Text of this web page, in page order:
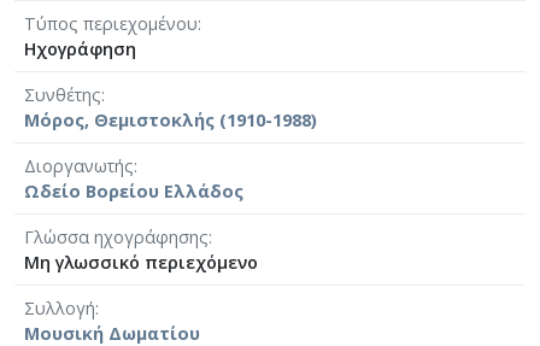
Τύπος περιεχομένου
Ηχογράφηση
Συνθέτης
Μόρος, Θεμιστοκλής (1910-1988)
Διοργανωτής
Ωδείο Βορείου Ελλάδος
Γλώσσα ηχογράφησης
Μη γλωσσικό περιεχόμενο
Συλλογή
Μουσική Δωματίου